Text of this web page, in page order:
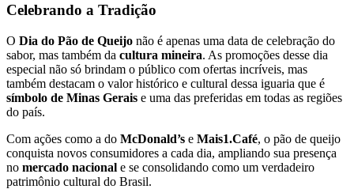
Celebrando a Tradição
O Dia do Pão de Queijo não é apenas uma data de celebração do
sabor, mas também da cultura mineira. As promoções desse dia
especial não só brindam o público com ofertas incríveis, mas
também destacam o valor histórico e cultural dessa iguaria que é
símbolo de Minas Gerais e uma das preferidas em todas as regiões
do país.
Com ações como a do McDonald’s e Mais1.Café, o pão de queijo
conquista novos consumidores a cada dia, ampliando sua presença
no mercado nacional e se consolidando como um verdadeiro
patrimônio cultural do Brasil.